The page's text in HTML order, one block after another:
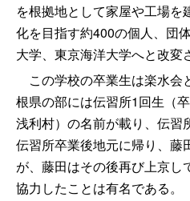
を根拠地として家屋や工場
化を目指す約400の個人、団
大学、東京海洋大学へと改
この学校の卒業生は楽水会
根県の部には伝習所1回生（
浅利村）の名前が載り、伝習
伝習所卒業後地元に帰り、藤
が、藤田はその後再び上京
協力したことは有名である。